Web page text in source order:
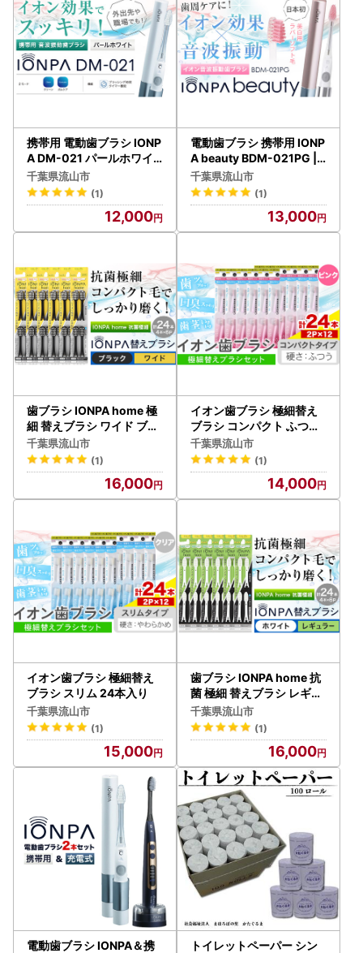
携帯用 電動歯ブラシ IONP
A DM-021 パールホワイ
ト | 歯ブラシ
千葉県流山市
(1)
12,000
電動歯ブラシ 携帯用 IONP
A beauty BDM-021PG |
歯ブラシ
千葉県流山市
(1)
13,000
歯ブラシ IONPA home 極
細 替えブラシ ワイド ブラ
ック 計24本
千葉県流山市
(1)
16,000
イオン歯ブラシ 極細替え
ブラシ コンパクト ふつう
ピンク 24本入り
千葉県流山市
(1)
14,000
イオン歯ブラシ 極細替え
ブラシ スリム 24本入り
千葉県流山市
(1)
15,000
歯ブラシ IONPA home 抗
菌 極細 替えブラシ レギュ
ラー ホワイト 計24本
千葉県流山市
(1)
16,000
電動歯ブラシ IONPA＆携
トイレットペーパー シン